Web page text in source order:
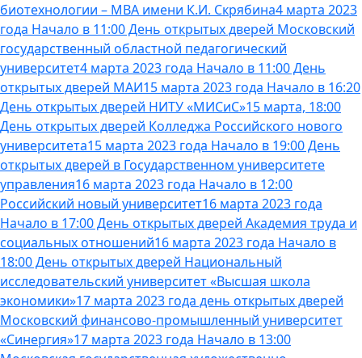
биотехнологии – МВА имени К.И. Скрябина4 марта 2023
года Начало в 11:00 День открытых дверей Московский
государственный областной педагогический
университет4 марта 2023 года Начало в 11:00 День
открытых дверей МАИ15 марта 2023 года Начало в 16:20
День открытых дверей НИТУ «МИСиС»15 марта, 18:00
День открытых дверей Колледжа Российского нового
университета15 марта 2023 года Начало в 19:00 День
открытых дверей в Государственном университете
управления16 марта 2023 года Начало в 12:00
Российский новый университет16 марта 2023 года
Начало в 17:00 День открытых дверей Академия труда и
социальных отношений16 марта 2023 года Начало в
18:00 День открытых дверей Национальный
исследовательский университет «Высшая школа
экономики»17 марта 2023 года день открытых дверей
Московский финансово-промышленный университет
«Синергия»17 марта 2023 года Начало в 13:00